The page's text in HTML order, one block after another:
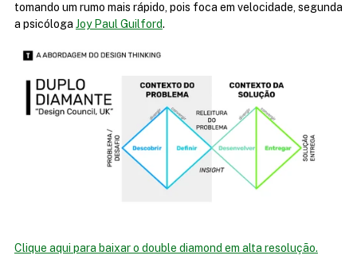
tomando um rumo mais rápido, pois foca em velocidade, segunda
a psicóloga Joy Paul Guilford.
Clique aqui para baixar o double diamond em alta resolução.